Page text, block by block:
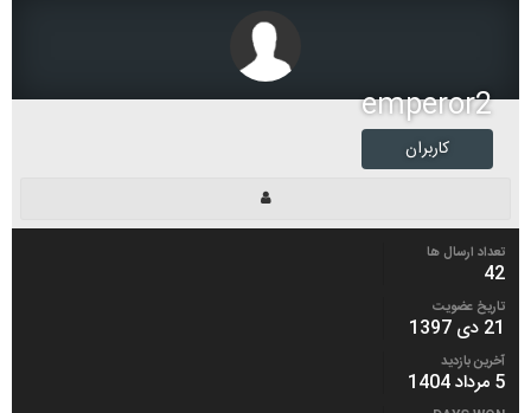
emperor2
کاربران
تعداد ارسال ها
42
تاریخ عضویت
21 دی 1397
آخرین بازدید
5 مرداد 1404